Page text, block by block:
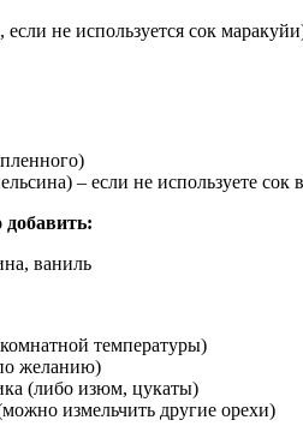
не используется сок
– если не используете сок
добавить:
ваниль
температуры)
желанию)
(либо изюм, цукаты)
измельчить другие орехи)